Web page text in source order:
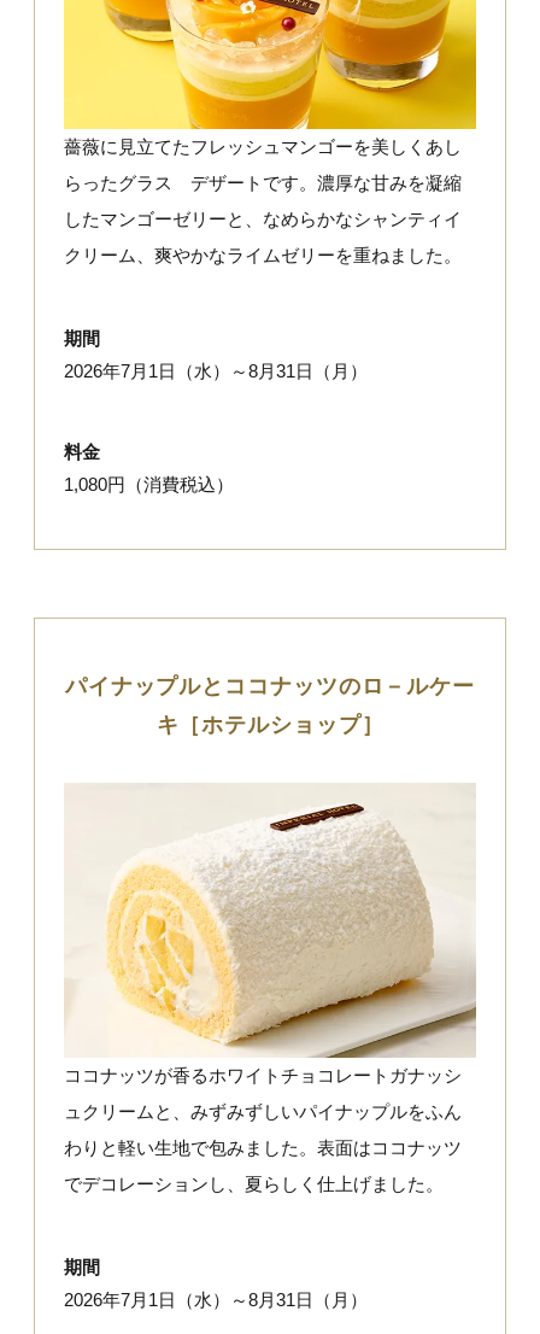
薔薇に見立てたフレッシュマンゴーを美しくあし
らったグラス デザートです。濃厚な甘みを凝縮
したマンゴーゼリーと、なめらかなシャンティイ
クリーム、爽やかなライムゼリーを重ねました。
期間
2026年7月1日（水）～8月31日（月）
料金
1,080円（消費税込）
パイナップルとココナッツのロ－ルケー
キ［ホテルショップ］
ココナッツが香るホワイトチョコレートガナッシ
ュクリームと、みずみずしいパイナップルをふん
わりと軽い生地で包みました。表面はココナッツ
でデコレーションし、夏らしく仕上げました。
期間
2026年7月1日（水）～8月31日（月）